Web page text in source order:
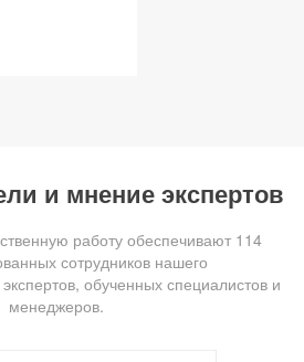
и мнение экспертов
работу обеспечивают 114
сотрудников нашего
обученных специалистов и
менеджеров.